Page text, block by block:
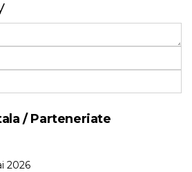
/ Parteneriate
2026